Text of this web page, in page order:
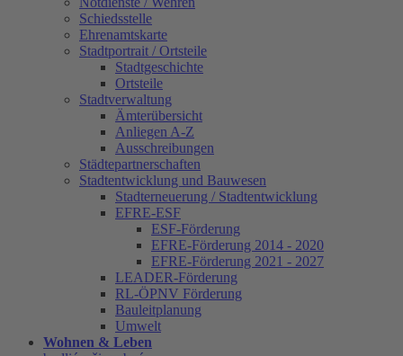
Schiedsstelle
Ehrenamtskarte
Stadtportrait / Ortsteile
Stadtgeschichte
Ortsteile
Stadtverwaltung
Ämterübersicht
Anliegen A-Z
Ausschreibungen
Städtepartnerschaften
Stadtentwicklung und Bauwesen
Stadterneuerung / Stadtentwicklung
EFRE-ESF
ESF-Förderung
EFRE-Förderung 2014 - 2020
EFRE-Förderung 2021 - 2027
LEADER-Förderung
RL-ÖPNV Förderung
Bauleitplanung
Umwelt
Wohnen & Leben